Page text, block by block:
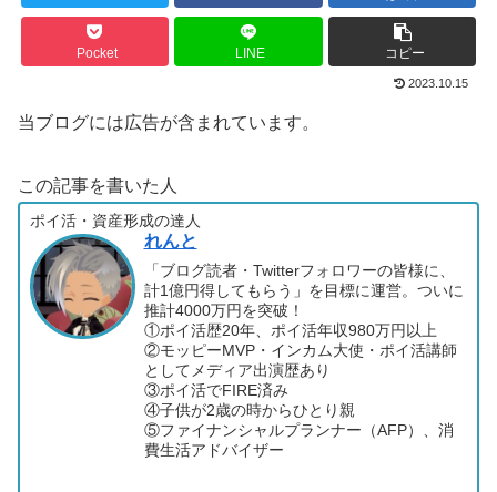
Pocket LINE コピー
2023.10.15
当ブログには広告が含まれています。
この記事を書いた人
ポイ活・資産形成の達人
れんと
「ブログ読者・Twitterフォロワーの皆様に、
計1億円得してもらう」を目標に運営。ついに
推計4000万円を突破！
①ポイ活歴20年、ポイ活年収980万円以上
②モッピーMVP・インカム大使・ポイ活講師
としてメディア出演歴あり
③ポイ活でFIRE済み
④子供が2歳の時からひとり親
⑤ファイナンシャルプランナー（AFP）、消
費生活アドバイザー